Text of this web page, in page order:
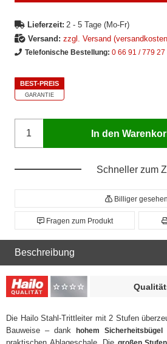
Lieferzeit: 2 - 5 Tage (Mo-Fr)
Versand: zzgl. Versand
Telefonische Bestellung: 0 66 91 / 779 27
BEST-PREIS
GARANTIE
In den
Schneller zum
Billiger gesehen
Fragen zum Produkt
Beschreibung
Die Hailo Stahl-Trittleiter mit 2 Stufen
Bauweise – dankhohem Sicherheitsbügel